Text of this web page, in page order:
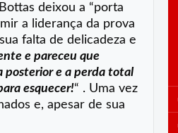
deixou a “porta
a liderança da prova
falta de delicadeza e
e pareceu que
posterior e a perda total
esquecer!“ . Uma vez
e, apesar de sua